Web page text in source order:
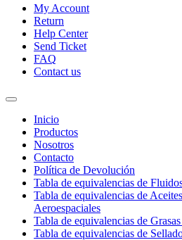
My Account
Return
Help Center
Send Ticket
FAQ
Contact us
Inicio
Productos
Nosotros
Contacto
Política de Devolución
Tabla de equivalencias de
Tabla de equivalencias de
Aeroespaciales
Tabla de equivalencias de
Tabla de equivalencias de